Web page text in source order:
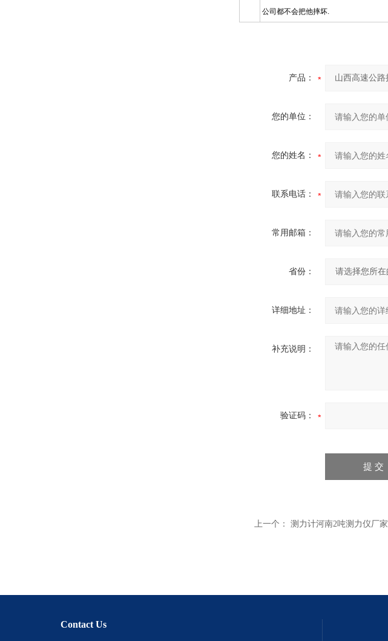
公司都不会把他摔坏.
产品：
您的单位：
您的姓名：
联系电话：
常用邮箱：
省份：
详细地址：
补充说明：
验证码：
上一个： 测力计河南2吨测力仪厂家
Contact Us